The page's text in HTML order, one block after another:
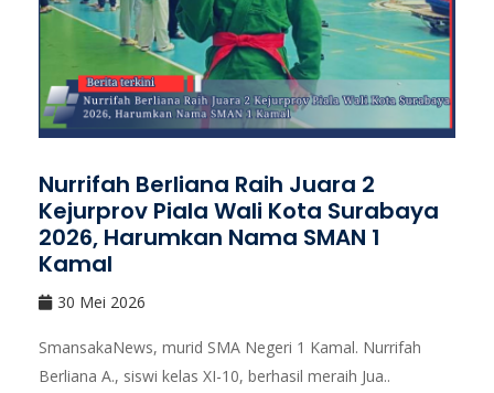
Nurrifah Berliana Raih Juara 2
Kejurprov Piala Wali Kota Surabaya
2026, Harumkan Nama SMAN 1
Kamal
30 Mei 2026
SmansakaNews, murid SMA Negeri 1 Kamal. Nurrifah
Berliana A., siswi kelas XI-10, berhasil meraih Jua..